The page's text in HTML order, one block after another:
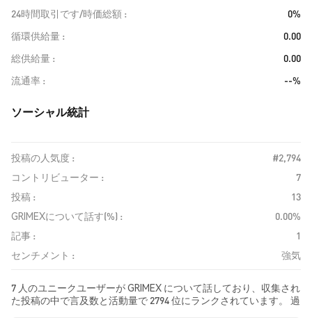
24時間取引です/時価総額
0%
循環供給量
0.00
総供給量
0.00
流通率
--%
ソーシャル統計
投稿の人気度 :
#2,794
コントリビューター :
7
投稿 :
13
GRIMEXについて話す(%) :
0.00%
記事 :
1
センチメント :
強気
7 人のユニークユーザーが GRIMEX について話しており、収集され
た投稿の中で言及数と活動量で 2794 位にランクされています。 過